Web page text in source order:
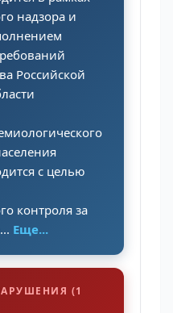
надзора и
Российской
с целью
контроля за
Еще...
(1